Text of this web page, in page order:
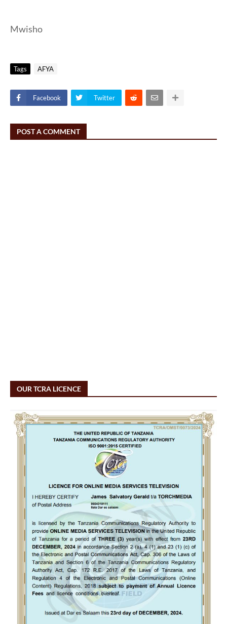
Mwisho
Tags AFYA
Facebook Twitter
POST A COMMENT
OUR TCRA LICENCE